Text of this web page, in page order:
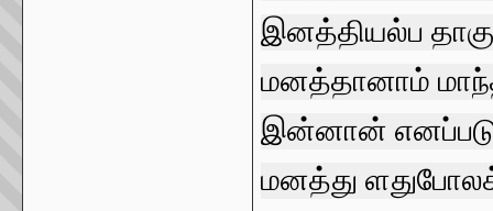
இனத்தியல்ப
மனத்தானாம்
இன்னான்
மனத்து